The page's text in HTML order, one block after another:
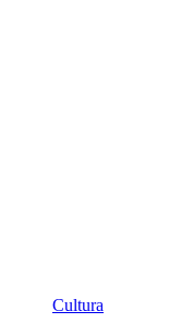
Cultura